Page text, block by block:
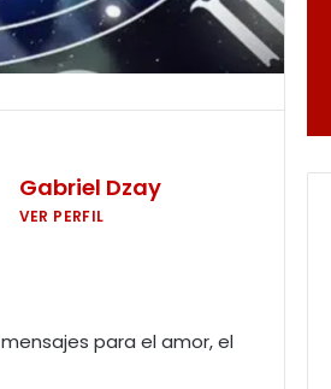
Gabriel Dzay
VER PERFIL
para el amor, el